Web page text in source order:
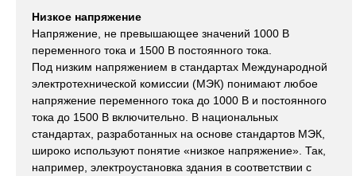
Низкое напряжение
Напряжение, не превышающее значений 1000 В
переменного тока и 1500 В постоянного тока.
Под низким напряжением в стандартах Международной
электротехнической комиссии (МЭК) понимают любое
напряжение переменного тока до 1000 В и постоянного
тока до 1500 В включительно. В национальных
стандартах, разработанных на основе стандартов МЭК,
широко используют понятие «низкое напряжение». Так,
например, электроустановка здания в соответствии с